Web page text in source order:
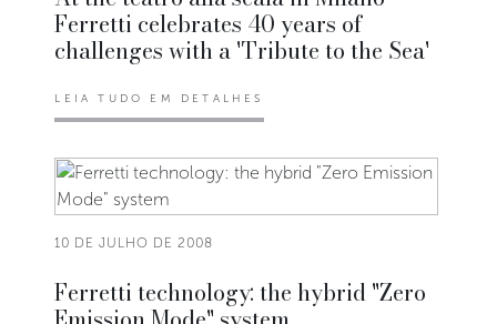
Ferretti celebrates 40 years of
challenges with a 'Tribute to the Sea'
LEIA TUDO EM DETALHES
10 DE JULHO DE 2008
Ferretti technology: the hybrid "Zero